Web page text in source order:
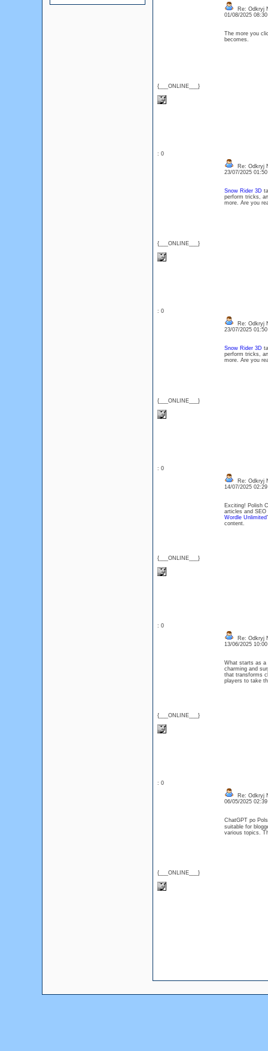
{___ONLINE___}
Re: Odkryj
01/08/2025
The more you
becomes.
: 0
{___ONLINE___}
Re: Odkryj
23/07/2025
Snow Rider 3D
perform tricks,
more. Are you
: 0
{___ONLINE___}
Re: Odkryj
23/07/2025
Snow Rider 3D
perform tricks,
more. Are you
: 0
{___ONLINE___}
Re: Odkryj
14/07/2025
Exciting! Polish
articles and
Wordle Unlimited
content.
: 0
{___ONLINE___}
Re: Odkryj
13/06/2025
What starts as a
charming and
that transforms
players to take
: 0
{___ONLINE___}
Re: Odkryj
06/05/2025
ChatGPT po
suitable for
various topics.